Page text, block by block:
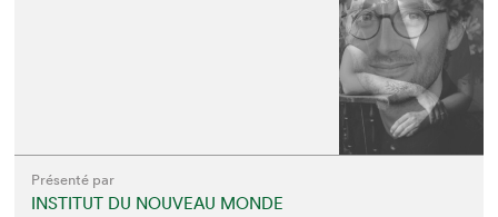
Présenté par
INSTITUT DU NOUVEAU MONDE